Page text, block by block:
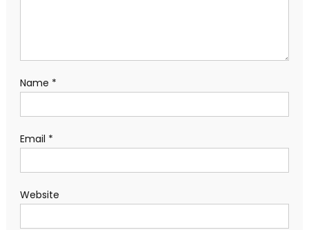
Name *
Email *
Website